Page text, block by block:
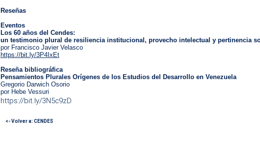
Reseñas
Eventos
Los 60 años del Cendes:
un testimonio plural de resiliencia institucional, provecho intelectual y pertinencia
por Francisco Javier Velasco
https://bit.ly/3P4IxEt
Reseña bibliográfica
Pensamientos Plurales Orígenes de los Estudios del Desarrollo en Venezuela
Gregorio Darwich Osorio
por Hebe Vessuri
https://bit.ly/3N5c9zD
<- Volver a: CENDES